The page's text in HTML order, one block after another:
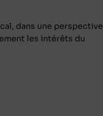
dans une perspective
les intérêts du